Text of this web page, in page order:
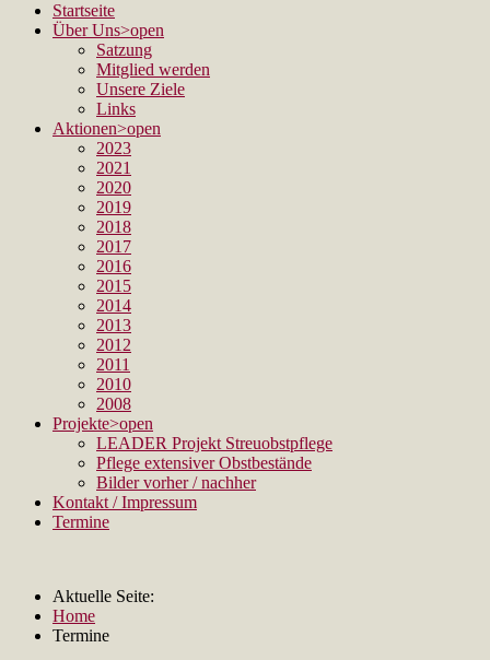
Startseite
Über Uns>open
Satzung
Mitglied werden
Unsere Ziele
Links
Aktionen>open
2023
2021
2020
2019
2018
2017
2016
2015
2014
2013
2012
2011
2010
2008
Projekte>open
LEADER Projekt Streuobstpflege
Pflege extensiver Obstbestände
Bilder vorher / nachher
Kontakt / Impressum
Termine
Aktuelle Seite:
Home
Termine